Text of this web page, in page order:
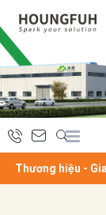
Thương hiệu -